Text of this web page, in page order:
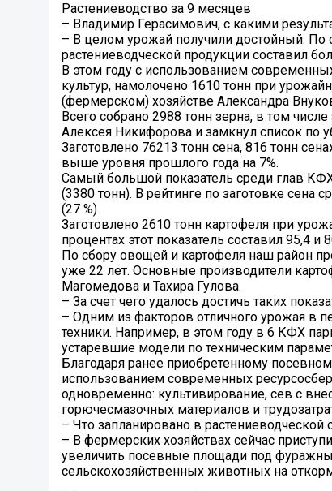
Растениеводство за 9 месяцев
– Владимир Герасимович, с какими
– В целом урожай получили достойный.
растениеводческой продукции составил
В этом году с использованием
культур, намолочено 1610 тонн при
(фермерском) хозяйстве Александра
Всего собрано 2988 тонн зерна, в том
Алексея Никифорова и замкнул список по
Заготовлено 76213 тонн сена, 816 тонн
выше уровня прошлого года на 7%.
Самый большой показатель среди глав
(3380 тонн). В рейтинге по заготовке сена
(27 %).
Заготовлено 2610 тонн картофеля при
процентах этот показатель составил 95,4 и
По сбору овощей и картофеля наш район
уже 22 лет. Основные производители
Магомедова и Тахира Гулова.
– За счет чего удалось достичь таких
– Одним из факторов отличного урожая в
техники. Например, в этом году в 6 КФХ
устаревшие модели по техническим
Благодаря ранее приобретенному
использованием современных
одновременно: культивирование, сев с
горючесмазочных материалов и
– Что запланировано в растениеводческой
– В фермерских хозяйствах сейчас
увеличить посевные площади под
сельскохозяйственных животных на